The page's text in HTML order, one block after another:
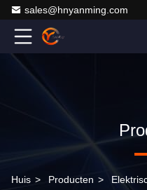
sales@hnyanming.com
Huis > Producten >